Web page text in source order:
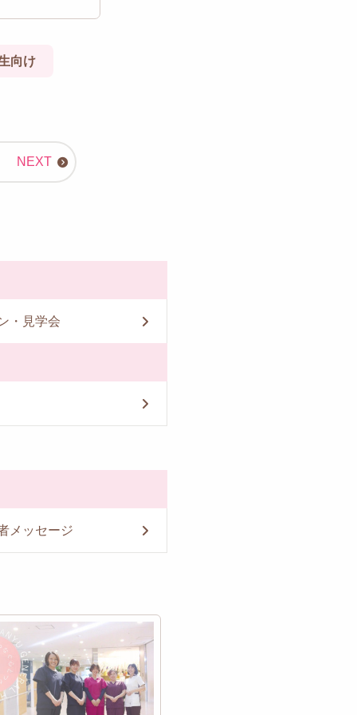
向け
・見学会
メッセージ